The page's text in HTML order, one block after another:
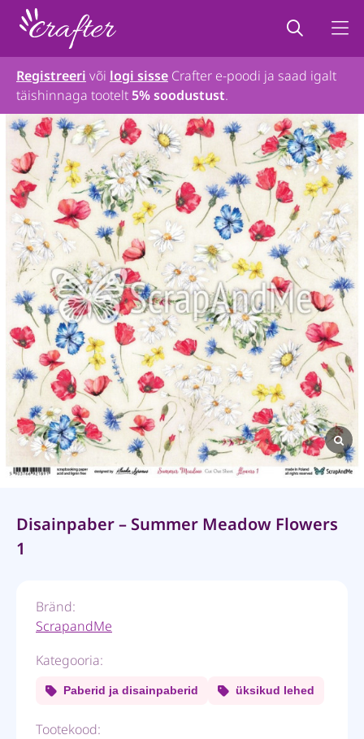
Registreeri või logi sisse Crafter e-poodi ja saad igalt
täishinnaga tootelt5% soodustust.
Disainpaber – Summer Meadow Flowers
1
Bränd:
ScrapandMe
Kategooria:
Paberid ja disainpaberid üksikud lehed
Tootekood: